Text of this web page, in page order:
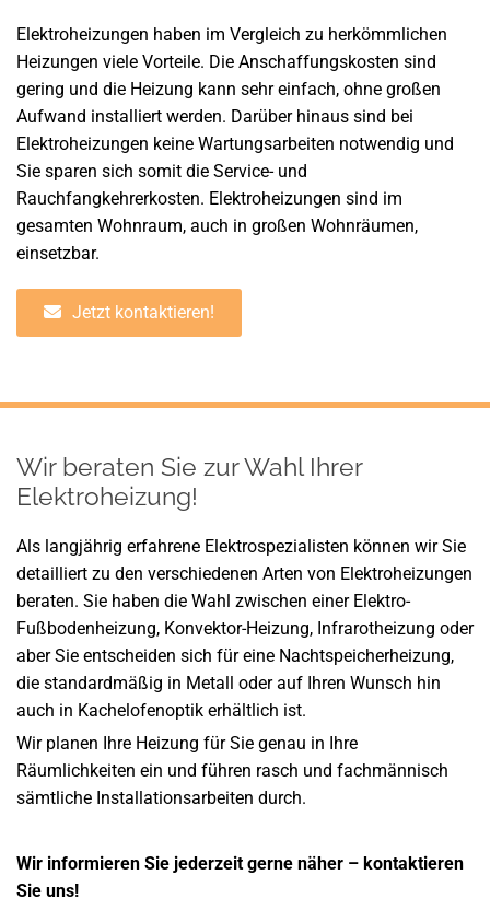
Elektroheizungen haben im Vergleich zu herkömmlichen
Heizungen viele Vorteile. Die Anschaffungskosten sind
gering und die Heizung kann sehr einfach, ohne großen
Aufwand installiert werden. Darüber hinaus sind bei
Elektroheizungen keine Wartungsarbeiten notwendig und
Sie sparen sich somit die Service- und
Rauchfangkehrerkosten. Elektroheizungen sind im
gesamten Wohnraum, auch in großen Wohnräumen,
einsetzbar.
Jetzt kontaktieren!
Wir beraten Sie zur Wahl Ihrer
Elektroheizung!
Als langjährig erfahrene Elektrospezialisten können wir Sie
detailliert zu den verschiedenen Arten von Elektroheizungen
beraten. Sie haben die Wahl zwischen einer Elektro-
Fußbodenheizung, Konvektor-Heizung, Infrarotheizung oder
aber Sie entscheiden sich für eine Nachtspeicherheizung,
die standardmäßig in Metall oder auf Ihren Wunsch hin
auch in Kachelofenoptik erhältlich ist.
Wir planen Ihre Heizung für Sie genau in Ihre
Räumlichkeiten ein und führen rasch und fachmännisch
sämtliche Installationsarbeiten durch.
Wir informieren Sie jederzeit gerne näher – kontaktieren
Sie uns!